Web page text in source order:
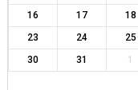
16
17 18
23
24 25
30
31 1